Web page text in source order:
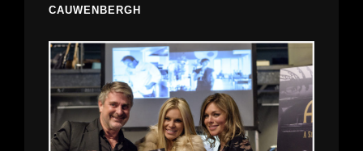
CAUWENBERGH